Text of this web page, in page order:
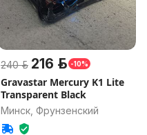
240 р. 216 р. -10%
Gravastar Mercury K1 Lite
Transparent Black
Минск, Фрунзенский